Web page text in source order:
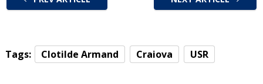
Tags: Clotilde Armand Craiova USR